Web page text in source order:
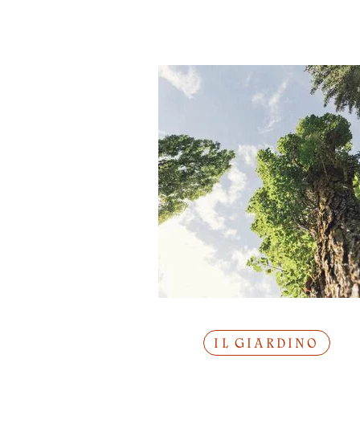
IL GIARDINO